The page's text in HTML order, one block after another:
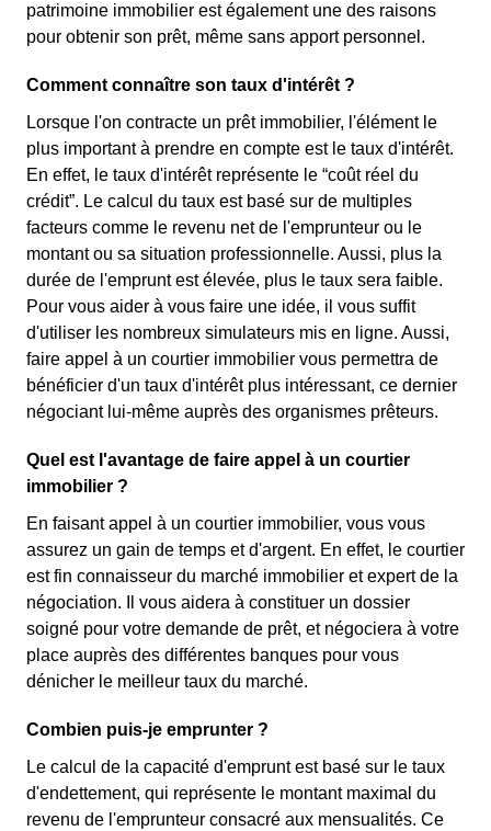
patrimoine immobilier est également une des raisons
pour obtenir son prêt, même sans apport personnel.
Comment connaître son taux d'intérêt ?
Lorsque l'on contracte un prêt immobilier, l'élément le
plus important à prendre en compte est le taux d'intérêt.
En effet, le taux d'intérêt représente le “coût réel du
crédit”. Le calcul du taux est basé sur de multiples
facteurs comme le revenu net de l'emprunteur ou le
montant ou sa situation professionnelle. Aussi, plus la
durée de l'emprunt est élevée, plus le taux sera faible.
Pour vous aider à vous faire une idée, il vous suffit
d'utiliser les nombreux simulateurs mis en ligne. Aussi,
faire appel à un courtier immobilier vous permettra de
bénéficier d'un taux d'intérêt plus intéressant, ce dernier
négociant lui-même auprès des organismes prêteurs.
Quel est l'avantage de faire appel à un courtier
immobilier ?
En faisant appel à un courtier immobilier, vous vous
assurez un gain de temps et d'argent. En effet, le courtier
est fin connaisseur du marché immobilier et expert de la
négociation. Il vous aidera à constituer un dossier
soigné pour votre demande de prêt, et négociera à votre
place auprès des différentes banques pour vous
dénicher le meilleur taux du marché.
Combien puis-je emprunter ?
Le calcul de la capacité d'emprunt est basé sur le taux
d'endettement, qui représente le montant maximal du
revenu de l'emprunteur consacré aux mensualités. Ce